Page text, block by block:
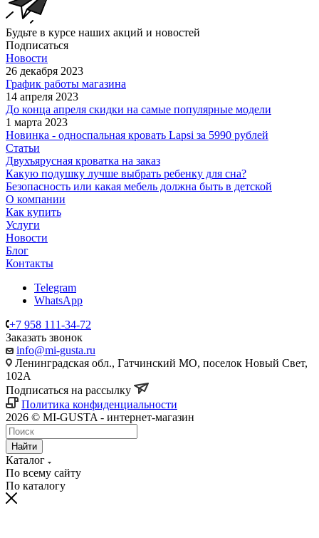
Будьте в курсе наших акций и новостей
Подписаться
Новости
26 декабря 2023
График работы магазина
14 апреля 2023
До конца апреля скидки на самые популярные модели
1 марта 2023
Новинка - односпальная кровать Lapsi за 5990 рублей
Статьи
Двухъярусная кроватка на заказ
Какую подушку лучше выбрать ребенку для сна?
Безопасность или какая мебель должна быть в детской
О компании
Как купить
Услуги
Новости
Блог
Контакты
Telegram
WhatsApp
+7 958 111-34-72
Заказать звонок
info@mi-gusta.ru
Ленинградская обл., Гатчинский МО, поселок Новый Свет,
102А
Подписаться на рассылку
Политика конфиденциальности
2026 © MI-GUSTA - интернет-магазин
Найти
Каталог
По всему сайту
По каталогу